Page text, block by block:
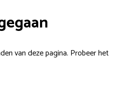
van deze pagina. Probeer het